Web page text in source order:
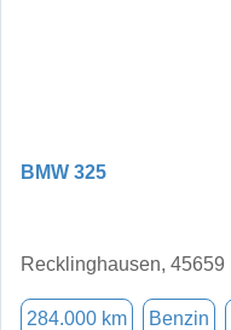
BMW 325
Recklinghausen, 45659
284.000 km Benzin